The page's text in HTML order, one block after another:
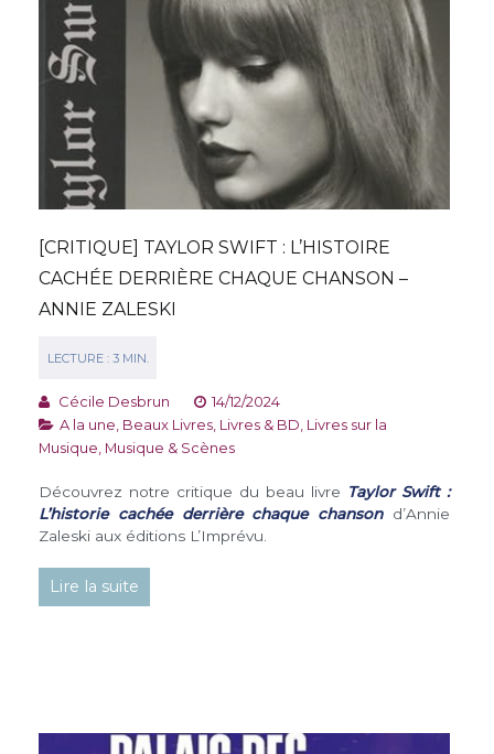
[CRITIQUE] TAYLOR SWIFT : L’HISTOIRE
CACHÉE DERRIÈRE CHAQUE CHANSON –
ANNIE ZALESKI
Cécile Desbrun
14/12/2024
A la une, Beaux Livres, Livres & BD, Livres sur la
Musique, Musique & Scènes
Découvrez notre critique du beau livre Taylor Swift :
L’historie cachée derrière chaque chansond’Annie
Zaleski aux éditions L’Imprévu.
Lire la suite